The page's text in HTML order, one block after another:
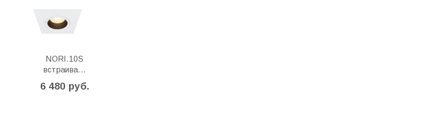
NORI.10S
встраива...
6 480 руб.